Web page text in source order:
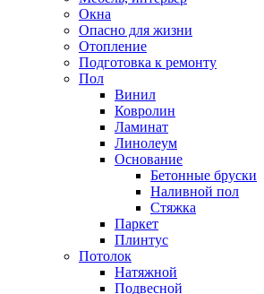
Окна
Опасно для жизни
Отопление
Подготовка к ремонту
Пол
Винил
Ковролин
Ламинат
Линолеум
Основание
Бетонные бруски
Наливной пол
Стяжка
Паркет
Плинтус
Потолок
Натяжной
Подвесной